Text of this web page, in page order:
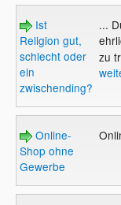
Ist
Religion gut,
schlecht oder
ein
zwischending?
...
zu
Online-
Shop ohne
Gewerbe